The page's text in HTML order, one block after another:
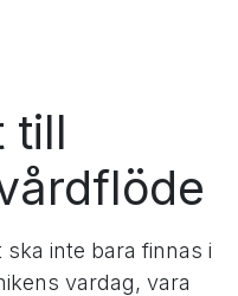
till
inte bara finnas i
vardag, vara